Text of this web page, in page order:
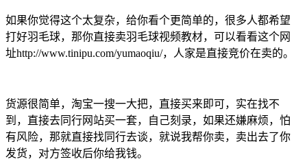
如果你觉得这个太复杂，给你看个更简单的，很多人都希望
打好羽毛球，那你直接卖羽毛球视频教材，可以看看这个网
址http://www.tinipu.com/yumaoqiu/，人家是直接竞价在卖的。
货源很简单，淘宝一搜一大把，直接买来即可，实在找不
到，直接去同行网站买一套，自己刻录，如果还嫌麻烦，怕
有风险，那就直接找同行去谈，就说我帮你卖，卖出去了你
发货，对方签收后你给我钱。